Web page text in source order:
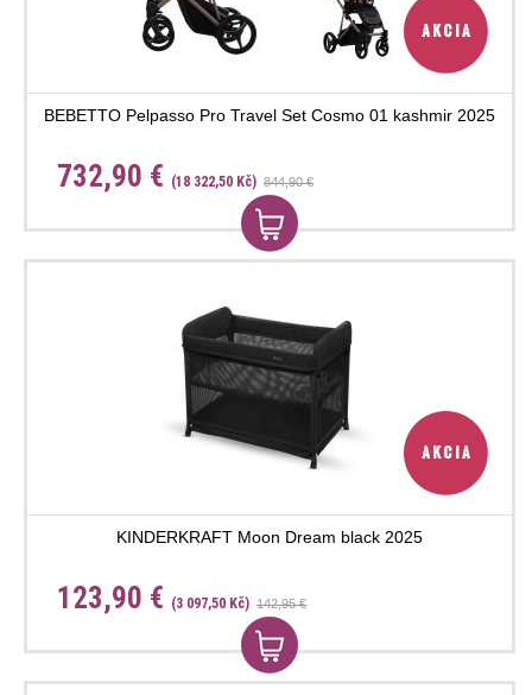
BEBETTO Pelpasso Pro Travel Set Cosmo 01 kashmir 2025
732,90 € (18 322,50 Kč) 844,90 €
KINDERKRAFT Moon Dream black 2025
123,90 € (3 097,50 Kč) 142,95 €